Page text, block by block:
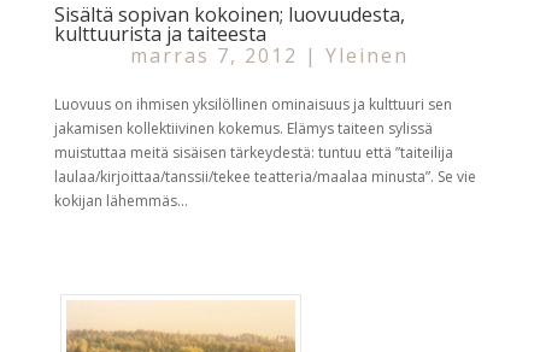
Sisältä sopivan kokoinen; luovuudesta,
kulttuurista ja taiteesta
marras 7, 2012 |Yleinen
Luovuus on ihmisen yksilöllinen ominaisuus ja kulttuuri sen
jakamisen kollektiivinen kokemus. Elämys taiteen sylissä
muistuttaa meitä sisäisen tärkeydestä: tuntuu että ”taiteilija
laulaa/kirjoittaa/tanssii/tekee teatteria/maalaa minusta”. Se vie
kokijan lähemmäs...